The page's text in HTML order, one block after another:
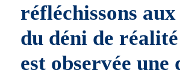
réfléchissons aux
du déni de
est observée une